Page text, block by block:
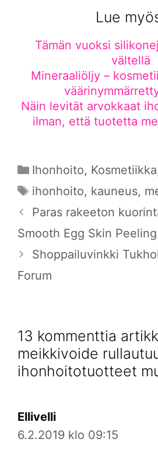
Lue
Tämän vuoksi
vältellä
Mineraaliöljy –
Näin levität arvokkaat
ilman, että tuotetta
Kategoriat
Ihonhoito, Kosmetiikka
Avainsanat
ihonhoito, kauneus,
Paras rakeeton
Smooth Egg Skin
Shoppailuvinkki
Forum
13 kommenttia
meikkivoide
ihonhoitotuotteet
Ellivelli
6.2.2019 klo 09:15